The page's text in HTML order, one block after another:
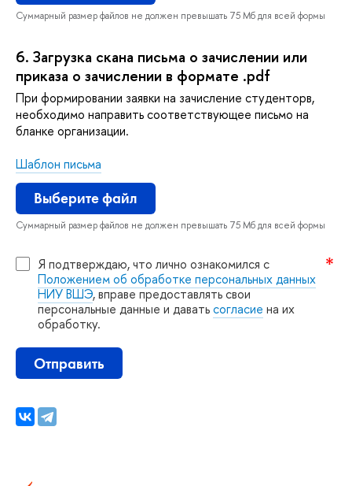
Суммарный размер файлов не должен превышать 75 Мб для всей формы
6. Загрузка скана письма о зачислении или
приказа о зачислении в формате .pdf
При формировании заявки на зачисление студенторв,
необходимо направить соответствующее письмо на
ланке организации.
Шаблон письма
ыберите файл
Суммарный размер файлов не должен превышать 75 Мб для всей формы
Я подтверждаю, что лично ознакомился с
Положением об обработке персональных данных
НИУ ВШЭ, вправе предоставлять свои
персональные данные и даватьсогласие на их
обработку.
Отправить